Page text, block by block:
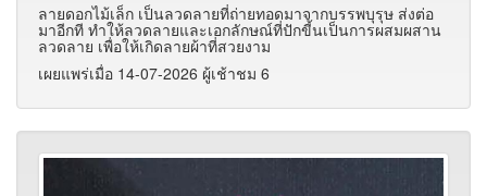
ลายดอกไม้เล็ก เป็นลวดลายที่ถ่ายทอดมาจากบรรพบุรุษ ส่งต่อ
มาอีกที ทำให้ลวดลายและเอกลักษณ์ที่ปักขี้นเป็นการผสมผสาน
ลวดลาย เพื่อให้เกิดลายผ้าที่สวยงาม
เผยแพร่เมื่อ 14-07-2026 ผู้เช้าชม 6